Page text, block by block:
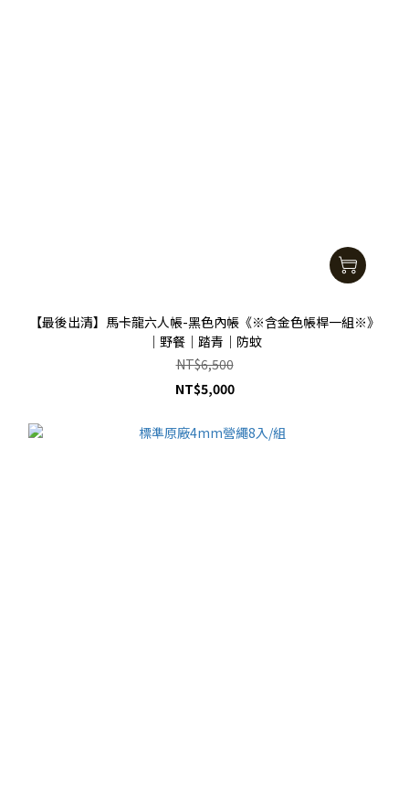
【最後出清】馬卡龍六人帳-黑色內帳《※含金色帳桿一組※》
｜野餐｜踏青｜防蚊
NT$6,500
NT$5,000